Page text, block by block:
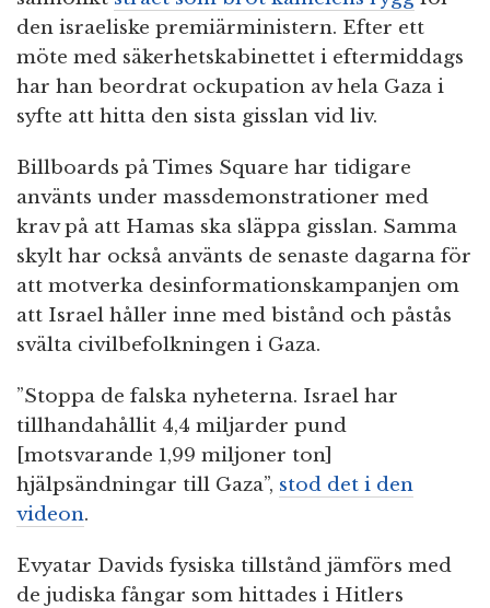
den israeliske premiärministern. Efter ett
möte med säkerhetskabinettet i eftermiddags
har han beordrat ockupation av hela Gaza i
syfte att hitta den sista gisslan vid liv.
Billboards på Times Square har tidigare
använts under massdemonstrationer med
krav på att Hamas ska släppa gisslan. Samma
skylt har också använts de senaste dagarna för
att motverka desinformationskampanjen om
att Israel håller inne med bistånd och påstås
svälta civilbefolkningen i Gaza.
”Stoppa de falska nyheterna. Israel har
tillhandahållit 4,4 miljarder pund
[motsvarande 1,99 miljoner ton]
hjälpsändningar till Gaza”, stod det i den
videon.
Evyatar Davids fysiska tillstånd jämförs med
de judiska fångar som hittades i Hitlers